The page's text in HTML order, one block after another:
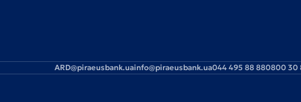
ARD@piraeusbank.uainfo@piraeusbank.ua044 495 88 880800 30